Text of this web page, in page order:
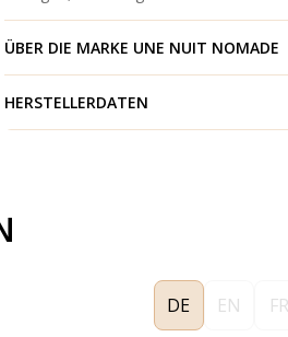
ÜBER DIE MARKE UNE NUIT NOMADE
HERSTELLERDATEN
DE EN FR